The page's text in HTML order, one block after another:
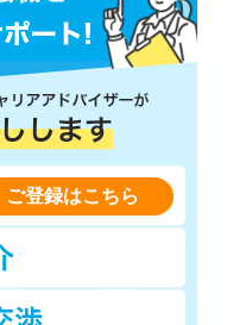
神戸市営地下鉄西神・山手線
(新長田－名谷)
神戸市営地下鉄海岸線
神戸高速線(三宮－西代)
神戸電鉄有馬線
神戸電鉄公園都市線
北神急行電鉄
山陽電鉄網干線
智頭急行
ご登録はこちら